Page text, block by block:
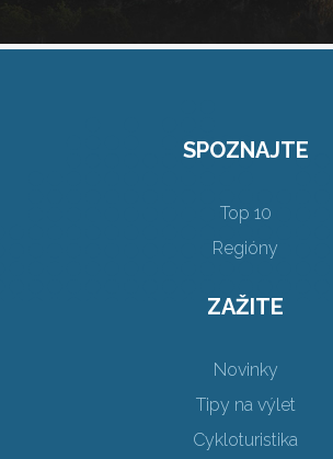
SPOZNAJTE
Top 10
Regióny
ZAŽITE
Novinky
Tipy na výlet
Cykloturistika